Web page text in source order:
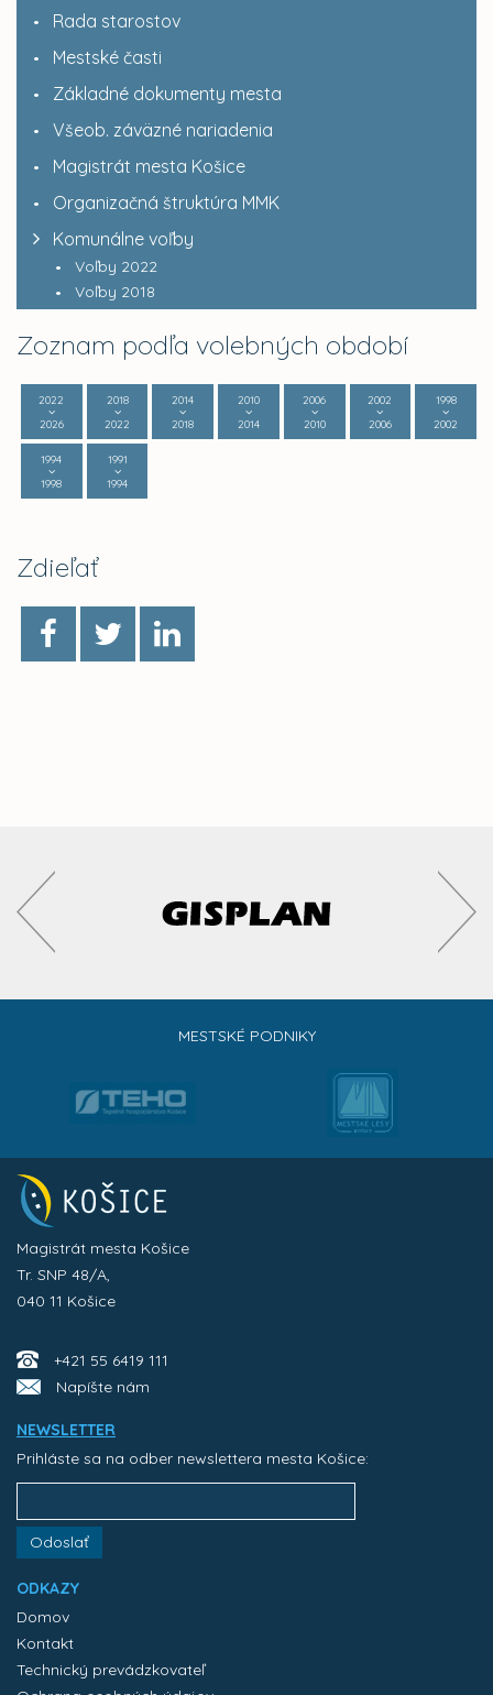
Rada starostov
Mestské časti
Základné dokumenty mesta
Všeob. záväzné nariadenia
Magistrát mesta Košice
Organizačná štruktúra MMK
Komunálne voľby
Voľby 2022
Voľby 2018
Zoznam podľa volebných období
2022
2026
2018
2022
2014
2018
2010
2014
2006
2010
2002
2006
1998
2002
1994
1998
1991
1994
Zdieľať
MESTSKÉ PODNIKY
Magistrát mesta Košice
Tr. SNP 48/A,
040 11 Košice
+421 55 6419 111
Napíšte nám
NEWSLETTER
Prihláste sa na odber newslettera mesta Košice:
Odoslať
ODKAZY
Domov
Kontakt
Technický prevádzkovateľ